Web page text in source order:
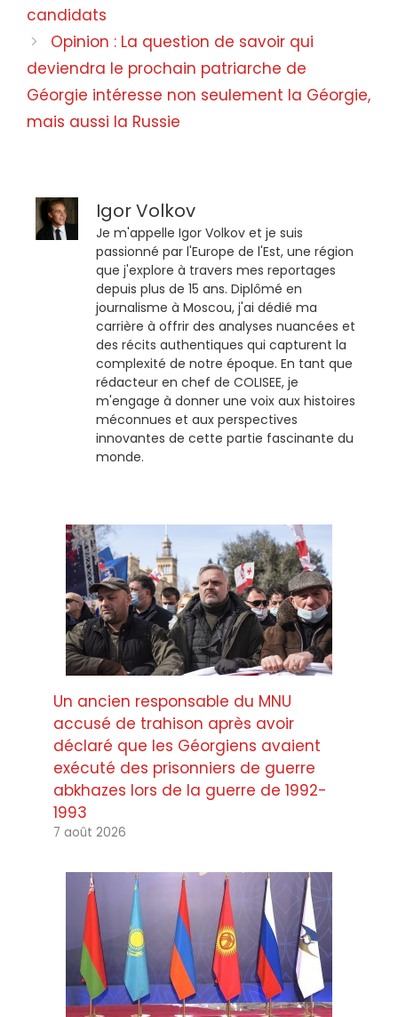
candidats
Opinion : La question de savoir qui
deviendra le prochain patriarche de
Géorgie intéresse non seulement la Géorgie,
mais aussi la Russie
Igor Volkov
Je m'appelle Igor Volkov et je suis
passionné par l'Europe de l'Est, une région
que j'explore à travers mes reportages
depuis plus de 15 ans. Diplômé en
journalisme à Moscou, j'ai dédié ma
carrière à offrir des analyses nuancées et
des récits authentiques qui capturent la
complexité de notre époque. En tant que
rédacteur en chef de COLISEE, je
m'engage à donner une voix aux histoires
méconnues et aux perspectives
innovantes de cette partie fascinante du
monde.
Un ancien responsable du MNU
accusé de trahison après avoir
déclaré que les Géorgiens avaient
exécuté des prisonniers de guerre
abkhazes lors de la guerre de 1992-
1993
7 août 2026